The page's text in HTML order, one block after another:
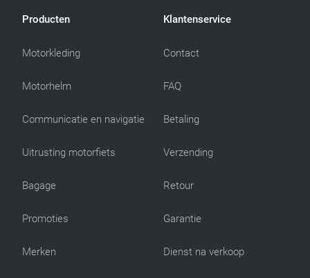
Producten
Motorkleding
Motorhelm
Communicatie en navigatie
Uitrusting motorfiets
Bagage
Promoties
Merken
Klantenservice
Contact
FAQ
Betaling
Verzending
Retour
Garantie
Dienst na verkoop